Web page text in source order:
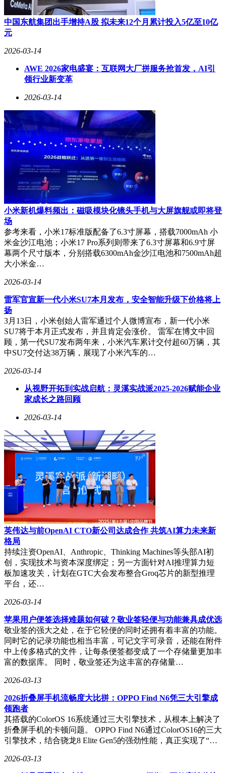
Ace6T，亦或是配置全面的真我Neo8，都能为用户提供流畅的
使用体验。你会选择哪一款呢？
中国东航集团出手增持A股 拟未来12个月累计投入5亿至10亿
元
2026-03-14
AWE 2026家电盛宴：互联网大厂拼服务抢首发，AI引
领行业新变革
2026-03-14
小米新机爆料频出：磁吸模块化镜头手机与大屏旗舰或即将登
场
参考来看，小米17标准版配备了6.3寸屏幕，搭载7000mAh 小
米金沙江电池；小米17 Pro系列则带来了6.3寸屏幕和6.9寸屏
幕两个尺寸版本，分别搭载6300mAh金沙江电池和7500mAh超
大小米金…
2026-03-14
雷军官宣新一代小米SU7本月发布，安全智能升级下价格将上
扬
3月13日，小米创始人雷军通过个人微博宣布，新一代小米
SU7将于本月正式发布，并且肯定会涨价。 雷军在博文中回
顾，第一代SU7发布两年来，小米汽车累计交付超60万辆，其
中SU7交付达38万辆，展现了小米汽车的…
2026-03-14
从视野开拓到实战启航：灵溪实战派2025-2026赋能企业
家成长之路回顾
2026-03-14
英伟达与前OpenAI CTO新公司达成合作 共筑AI算力未来新
格局
持续注资OpenAI、Anthropic、Thinking Machines等头部AI初
创，实现技术与资本深度绑定；另一方面针对AI推理算力短
板加速攻关，计划在GTC大会发布整合Groq芯片的新型推理
平台，还…
2026-03-14
苹果用户便签选择难题如何破？敬业签轻便与功能兼具成优选
敬业签的强大之处，在于它轻便的同时还拥有着丰富的功能。
同时它的记录功能也相当丰富，可记文字可录音，还能在附件
中上传多格式的文件，让每条便签都变成了一个存储量更加丰
富的数据库。 同时，敬业签还为这丰富的存储量…
2026-03-13
2026折叠屏手机流畅度大比拼：OPPO Find N6凭三大引擎成
领跑者
其搭载的ColorOS 16系统通过三大引擎技术，从根本上解决了
折叠屏手机的卡顿问题。 OPPO Find N6通过ColorOS16的三大
引擎技术，结合骁龙8 Elite Gen5的强劲性能，真正实现了“…
2026-03-13